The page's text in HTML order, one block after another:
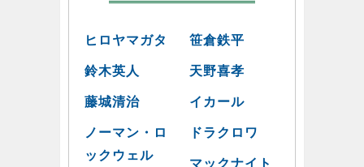
ヒロヤマガタ 笹倉鉄平
鈴木英人 天野喜孝
藤城清治 イカール
ノーマン・ロ
ックウェル
ドラクロワ
マックナイト